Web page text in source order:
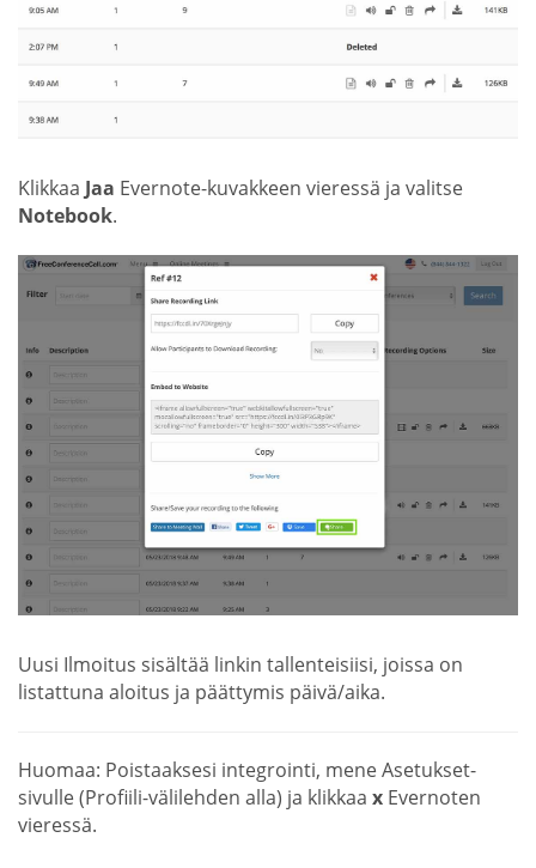
Klikkaa Jaa Evernote-kuvakkeen vieressä ja valitse
Notebook.
Uusi Ilmoitus sisältää linkin tallenteisiisi, joissa on
listattuna aloitus ja päättymis päivä/aika.
Huomaa: Poistaaksesi integrointi, mene Asetukset-
sivulle (Profiili-välilehden alla) ja klikkaa x Evernoten
vieressä.